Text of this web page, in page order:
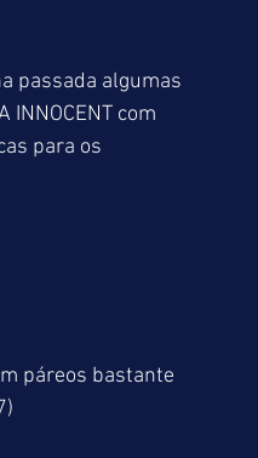
passada algumas
com
para os
páreos bastante